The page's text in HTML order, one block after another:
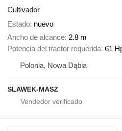
Cultivador
Estado nuevo
Ancho de alcance 2.8 m
Potencia del tractor requerida 61
Polonia, Nowa Dąbia
SLAWEK-MASZ